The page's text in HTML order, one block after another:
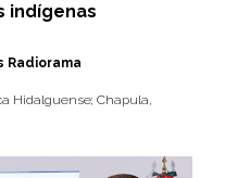
indígenas
Radiorama
Hidalguense; Chapula,